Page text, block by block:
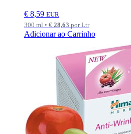
€ 8,59 EUR
300 ml • € 28,63 por Ltr
Adicionar ao Carrinho